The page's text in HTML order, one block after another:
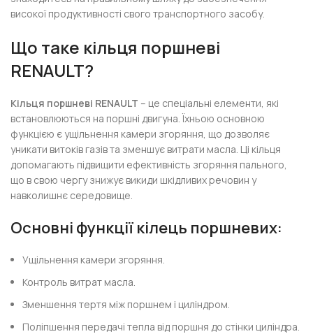
високої продуктивності свого транспортного засобу.
Що таке кільця поршневі
RENAULT?
Кільця поршневі RENAULT – це спеціальні елементи, які
встановлюються на поршні двигуна. Їхньою основною
функцією є ущільнення камери згоряння, що дозволяє
уникати витоків газів та зменшує витрати масла. Ці кільця
допомагають підвищити ефективність згоряння пального,
що в свою чергу знижує викиди шкідливих речовин у
навколишнє середовище.
Основні функції кілець поршневих:
Ущільнення камери згоряння.
Контроль витрат масла.
Зменшення тертя між поршнем і циліндром.
Поліпшення передачі тепла від поршня до стінки циліндра.